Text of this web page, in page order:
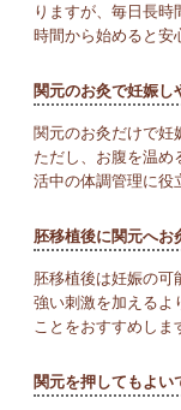
りますが、毎日長
時間から始めると安
関元のお灸で妊娠し
関元のお灸だけで妊
ただし、お腹を温め
活中の体調管理に役
胚移植後に関元へお
胚移植後は妊娠の可
強い刺激を加えるよ
ことをおすすめしま
関元を押してもよい